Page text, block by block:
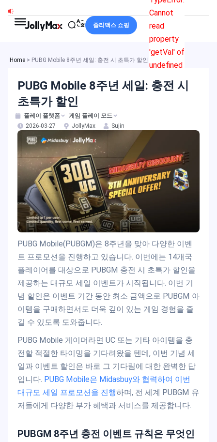
Cannot
read
property
'getVal' of
undefined
졸리맥스 쇼핑
Home > PUBG Mobile 8주년 세일: 충전 시 초특가 할인
PUBG Mobile 8주년 세일: 충전 시
초특가 할인
플레이 플랫폼
게임 플레이 모드
2026-03-27
JollyMax Sujin
PUBG Mobile(PUBGM)은 8주년을 맞아 다양한 이벤
트 프로모션을 진행하고 있습니다. 이번에는 14개국
플레이어를 대상으로 PUBGM 충전 시 초특가 할인을
제공하는 대규모 세일 이벤트가 시작됩니다. 이번 기
념 할인은 이벤트 기간 동안 최소 금액으로 PUBGM 아
이템을 구매하면서도 더욱 깊이 있는 게임 경험을 즐
길 수 있도록 도와줍니다.
PUBG Mobile 게이머라면 UC 또는 기타 아이템을 충
전할 적절한 타이밍을 기다려왔을 텐데, 이번 기념 세
일과 이벤트 할인은 바로 그 기다림에 대한 완벽한 답
입니다. PUBG Mobile은 Midasbuy와 협력하여 이번
대규모 세일 프로모션을 진행하며, 전 세계 PUBGM 유
저들에게 다양한 부가 혜택과 서비스를 제공합니다.
PUBGM 8주년 충전 이벤트 규칙은 무엇인